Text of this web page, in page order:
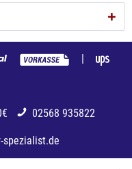
|
02568 935822
spezialist.de